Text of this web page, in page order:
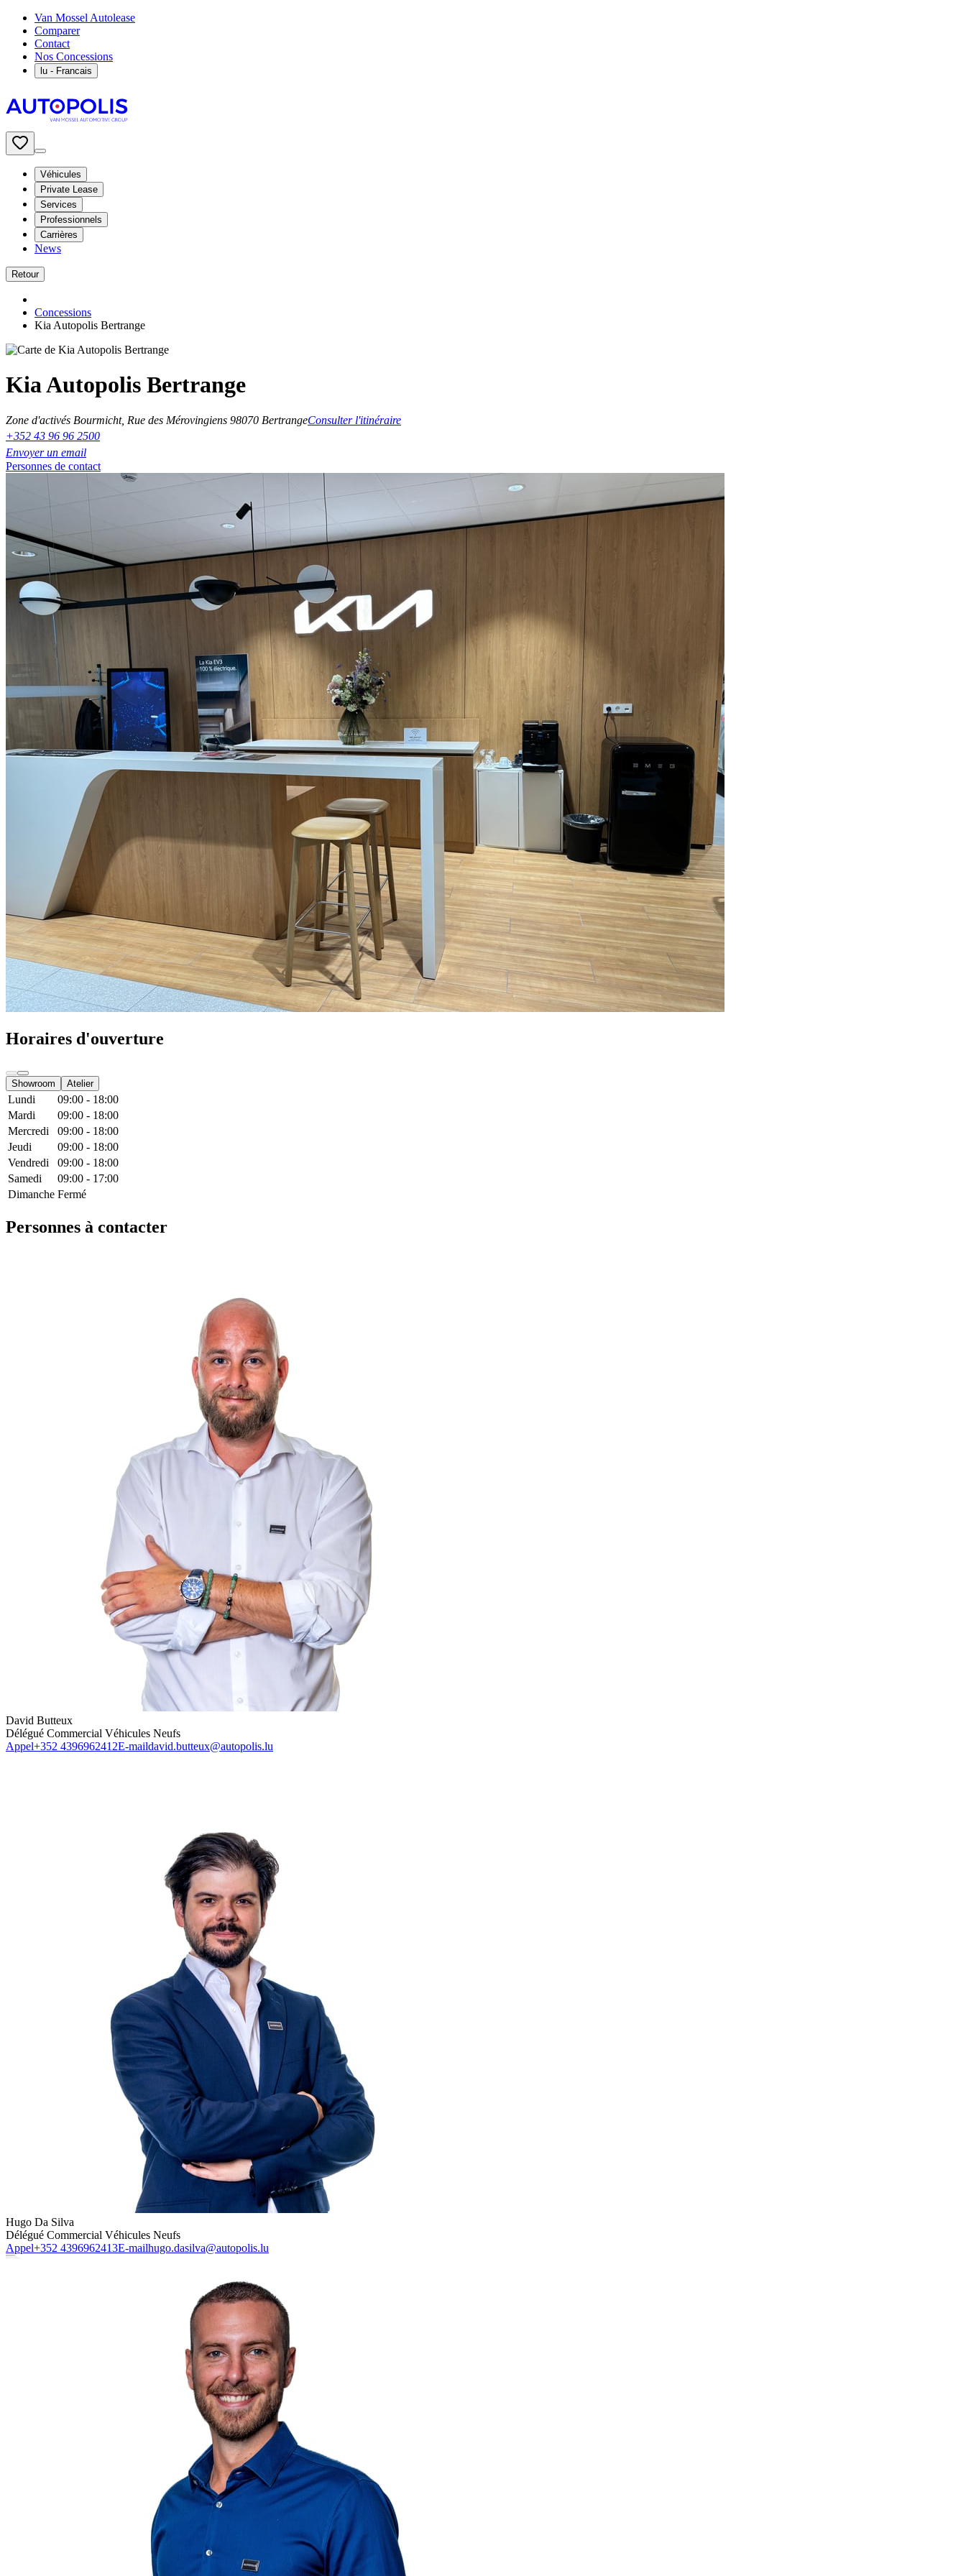
Van Mossel Autolease
Comparer
Contact
Nos Concessions
lu - Francais
Véhicules
Private Lease
Services
Professionnels
Carrières
News
Retour
Concessions
Kia Autopolis Bertrange
Kia Autopolis Bertrange
Zone d'activés Bourmicht, Rue des Mérovingiens 98070 BertrangeConsulter l'itinéraire
+352 43 96 96 2500
Envoyer un email
Personnes de contact
Horaires d'ouverture
Showroom Atelier
Lundi
09:00 - 18:00
Mardi
09:00 - 18:00
Mercredi
09:00 - 18:00
Jeudi
09:00 - 18:00
Vendredi
09:00 - 18:00
Samedi
09:00 - 17:00
Dimanche Fermé
Personnes à contacter
David Butteux
Délégué Commercial Véhicules Neufs
Appel+352 4396962412E-maildavid.butteux@autopolis.lu
Hugo Da Silva
Délégué Commercial Véhicules Neufs
Appel+352 4396962413E-mailhugo.dasilva@autopolis.lu